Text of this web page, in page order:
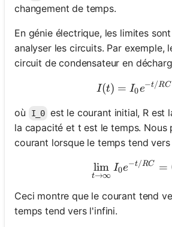
changement de temps.
En génie électrique, les limites
analyser les circuits. Par exemple,
circuit de condensateur en
I(t) =
I(t) = I0e−t/RC
où I_0 est le courant initial, R est
la capacité et t est le temps. Nous
courant lorsque le temps tend
t→∞
lim I0e−t/RC =
Ceci montre que le courant tend
temps tend vers l'infini.